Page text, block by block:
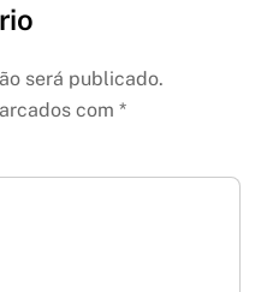
será publicado.
com*